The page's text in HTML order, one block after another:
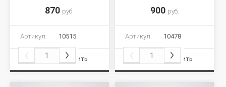
870 руб.
Артикул: 10515
Сравнить
900 руб.
Артикул: 10478
Сравнить